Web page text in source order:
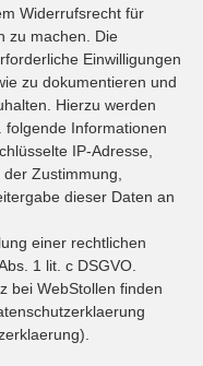
Widerrufsrecht für
zu machen. Die
Einwilligungen
zu dokumentieren und
Hierzu werden
folgende Informationen
IP-Adresse,
Zustimmung,
dieser Daten an
einer rechtlichen
1 lit. c DSGVO.
bei WebStollen finden